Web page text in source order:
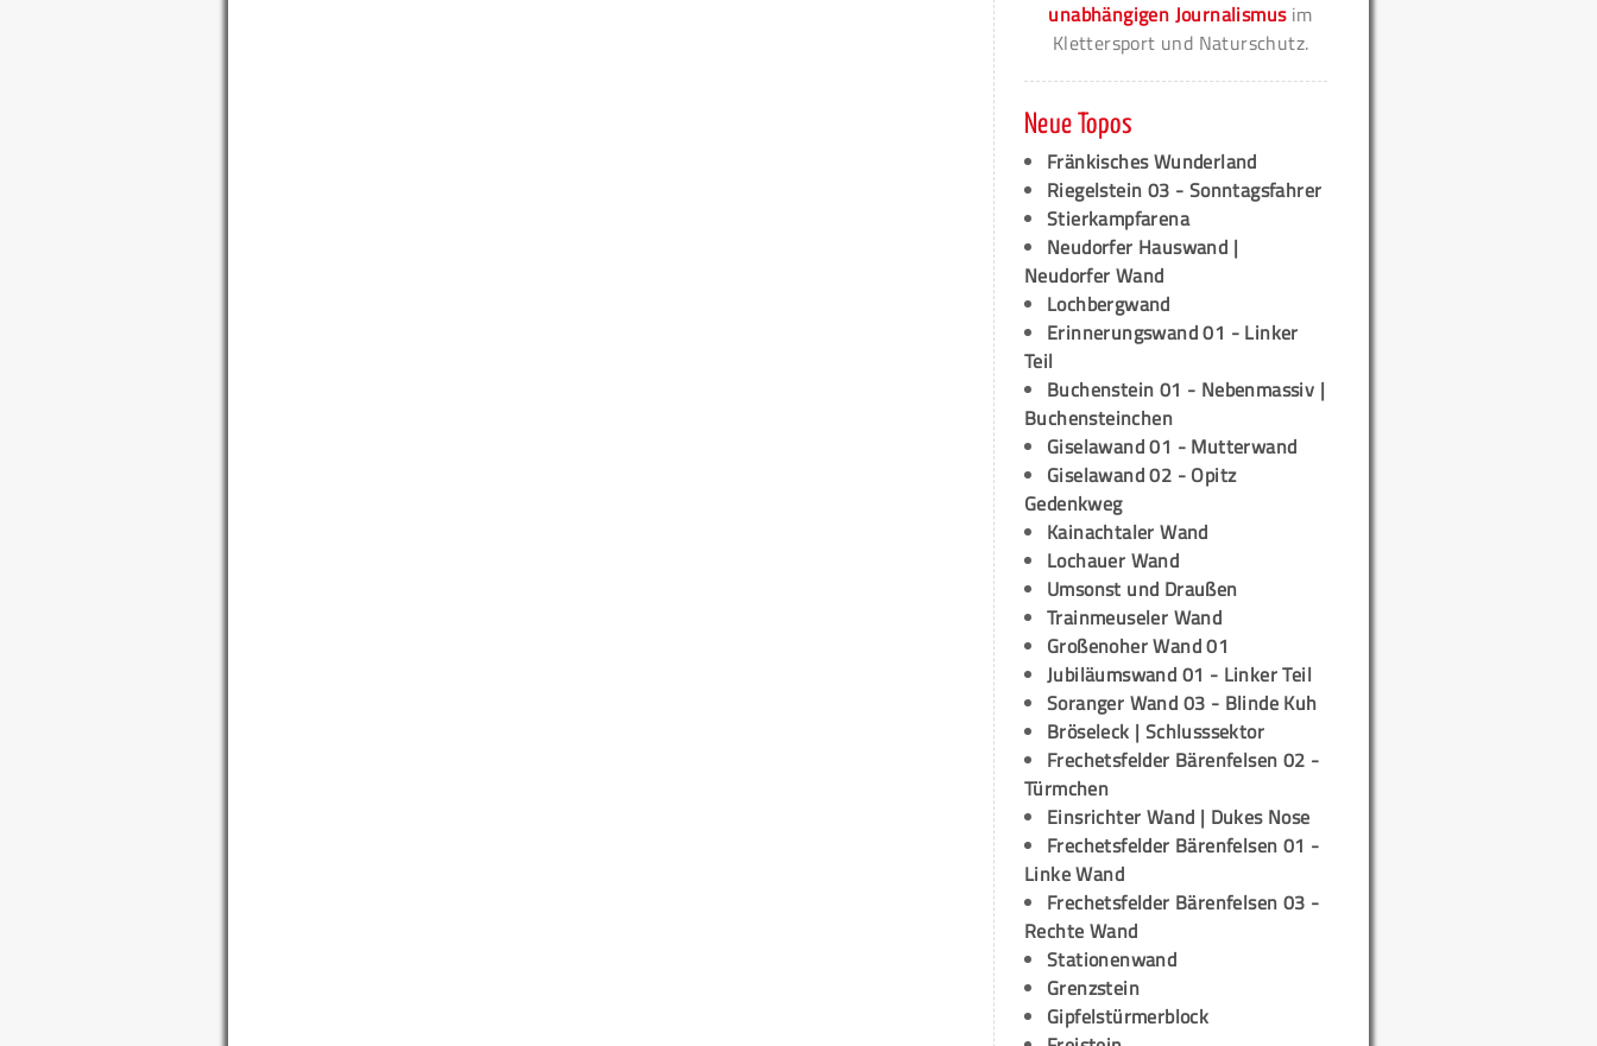
unabhängigen Journalismusim
Klettersport und Naturschutz.
Neue Topos
Fränkisches Wunderland
Riegelstein 03 - Sonntagsfahrer
Stierkampfarena
Neudorfer Hauswand |
Neudorfer Wand
Lochbergwand
Erinnerungswand 01 - Linker
Teil
Buchenstein 01 - Nebenmassiv |
Buchensteinchen
Giselawand 01 - Mutterwand
Giselawand 02 - Opitz
Gedenkweg
Kainachtaler Wand
Lochauer Wand
Umsonst und Draußen
Trainmeuseler Wand
Großenoher Wand 01
Jubiläumswand 01 - Linker Teil
Soranger Wand 03 - Blinde Kuh
Bröseleck | Schlusssektor
Frechetsfelder Bärenfelsen 02 -
Türmchen
Einsrichter Wand | Dukes Nose
Frechetsfelder Bärenfelsen 01 -
Linke Wand
Frechetsfelder Bärenfelsen 03 -
Rechte Wand
Stationenwand
Grenzstein
Gipfelstürmerblock